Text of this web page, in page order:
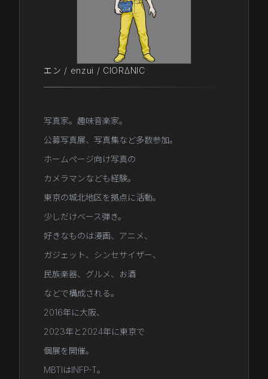
エン / enzui / CIORΔNIC
写真家。趣味音楽家。
公募写真展、写真集など多数参加。
ホームページ向け写真の
カメラマンなども経験。
東京の城北地区を拠点に活動。
少しだけベース弾き。
好きなものは漫画、アニメ、
ガジェット、シンセサイザー、
民族楽器、グルメ、お酒
などで構成される。
2016年に大阪、
2023年と2024年に東京で
個展を開催。
MBTIはINFP-T。